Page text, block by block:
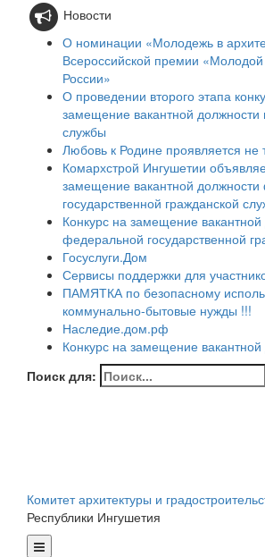
Новости
О номинации «Молодежь в
Всероссийской премии
России»
О проведении второго этапа
замещение вакантной должности
службы
Любовь к Родине проявляется не
Комархстрой Ингушетии
замещение вакантной
государственной гражданской
Конкурс на замещение
федеральной государственной
Госуслуги.Дом
Сервисы поддержки для
ПАМЯТКА по безопасному
коммунально-бытовые нужды !!!
Наследие.дом.рф
Конкурс на замещение
Поиск для:
Комитет архитектуры и
Республики Ингушетия